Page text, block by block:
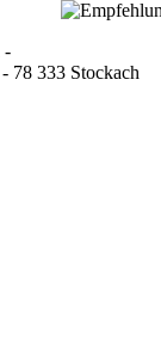
-
78 333 Stockach